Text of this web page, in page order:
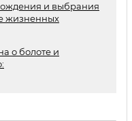
и выбрания
жизненных
о болоте и